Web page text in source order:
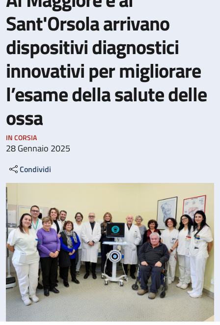
Sant'Orsola arrivano
dispositivi diagnostici
innovativi per migliorare
l’esame della salute delle
ossa
IN CORSIA
28 Gennaio 2025
Condividi